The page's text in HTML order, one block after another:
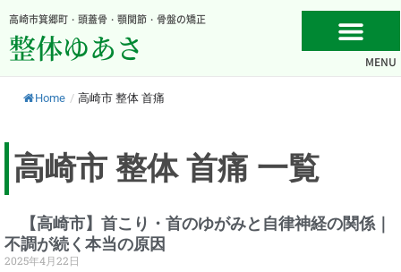
容
を
高崎市箕郷町・頭蓋骨・顎関節・骨盤の矯正
整体ゆあさ MENU
Home / 高崎市 整体 首痛
高崎市 整体 首痛 一覧
【高崎市】首こり・首のゆがみと自律神経の関係｜
不調が続く本当の原因
2025年4月22日